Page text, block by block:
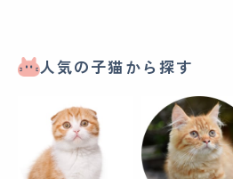
人気の子猫から探す